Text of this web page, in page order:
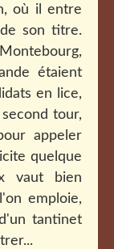
où il entre
son titre.
étaient
en lice,
tour,
appeler
quelque
vaut bien
emploie,
tantinet